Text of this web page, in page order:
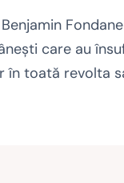
care au
în toată revolta